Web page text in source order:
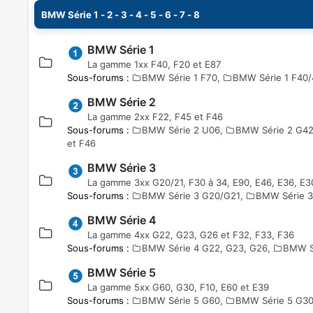
BMW Série 1 - 2 - 3 - 4 - 5 - 6 - 7 - 8
BMW Série 1
La gamme 1xx F40, F20 et E87
Sous-forums :
BMW Série 1 F70, BMW Série 1 F40/
BMW Série 2
La gamme 2xx F22, F45 et F46
Sous-forums :
BMW Série 2 U06,
BMW Série 2
et F46
BMW Série 3
La gamme 3xx G20/21, F30 à 34, E90, E46, E36,
Sous-forums :
BMW Série 3 G20/G21, BMW Série
BMW Série 4
La gamme 4xx G22, G23, G26 et F32, F33, F36
Sous-forums :
BMW Série 4 G22, G23, G26, BMW
BMW Série 5
La gamme 5xx G60, G30, F10, E60 et E39
Sous-forums :
BMW Série 5 G60, BMW Série 5